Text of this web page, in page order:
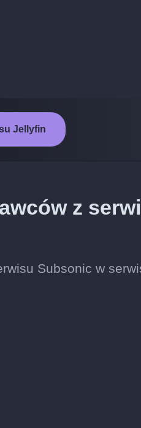
Jellyfin
z
Subsonic w